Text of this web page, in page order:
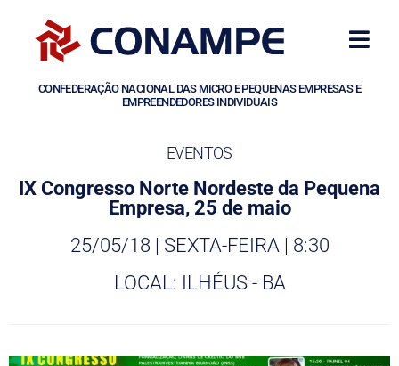
CONFEDERAÇÃO NACIONAL DAS MICRO E PEQUENAS EMPRESAS E
EMPREENDEDORES INDIVIDUAIS
EVENTOS
IX Congresso Norte Nordeste da Pequena
Empresa, 25 de maio
25/05/18 | SEXTA-FEIRA | 8:30
LOCAL: ILHÉUS - BA